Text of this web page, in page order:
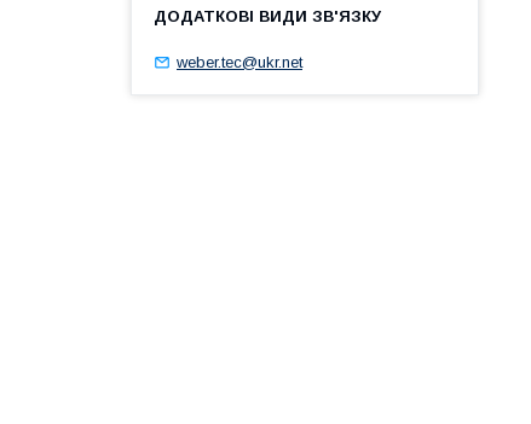
weber.tec@ukr.net